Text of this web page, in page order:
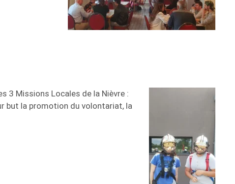
3 Missions Locales de la Nièvre :
but la promotion du volontariat, la